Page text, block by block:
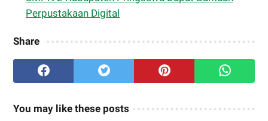
Perpustakaan Digital
Share
You may like these posts